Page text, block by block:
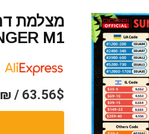
מצלמת
M1
63.56$ / 184₪